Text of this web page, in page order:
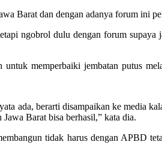
Barat dan dengan adanya forum ini
ngobrol dulu dengan forum
memperbaiki jembatan putus
berarti disampaikan ke media
Barat bisa berhasil,” kata dia.
tidak harus dengan APBD